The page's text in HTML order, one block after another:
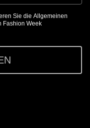
Sie die Allgemeinen
Fashion Week